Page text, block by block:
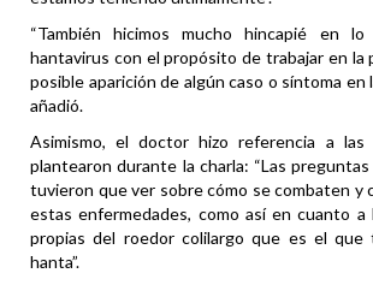
“También hicimos mucho hincapié en
hantavirus con el propósito de trabajar en la
posible aparición de algún caso o síntoma en
añadió.
Asimismo, el doctor hizo referencia a
plantearon durante la charla: “Las
tuvieron que ver sobre cómo se combaten y
estas enfermedades, como así en cuanto a
propias del roedor colilargo que es el que
hanta”.